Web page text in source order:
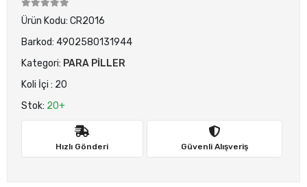
Ürün Kodu: CR2016
Barkod: 4902580131944
Kategori: PARA PİLLER
Koli İçi : 20
Stok: 20+
Hızlı Gönderi Güvenli Alışveriş